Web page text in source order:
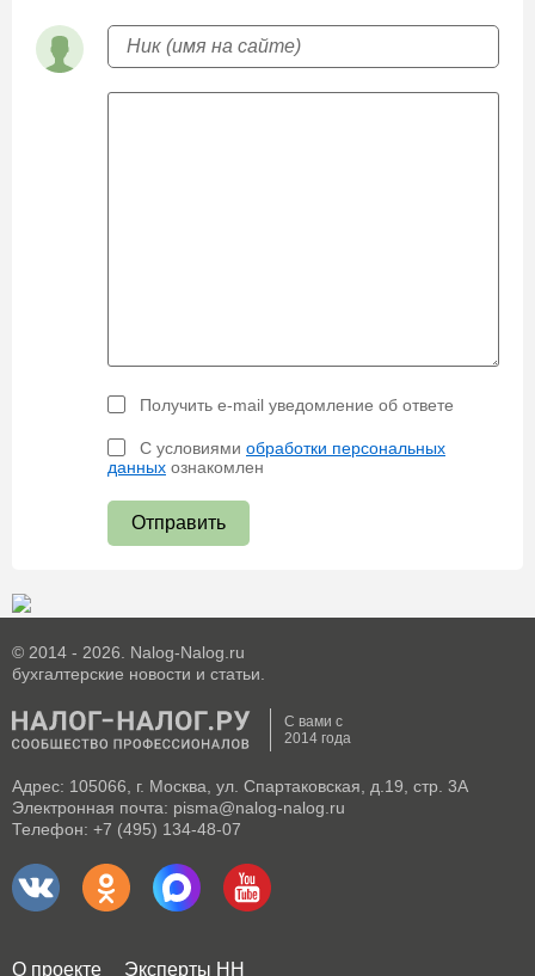
Получить e-mail уведомление об ответе
С условиями обработки персональных
данных ознакомлен
Отправить
© 2014 - 2026. Nalog-Nalog.ru
бухгалтерские новости и статьи.
С вами с
2014 года
Адрес: 105066, г. Москва, ул. Спартаковская, д.19, стр. 3А
Электронная почта: pisma@nalog-nalog.ru
Телефон: +7 (495) 134-48-07
О проекте Эксперты НН